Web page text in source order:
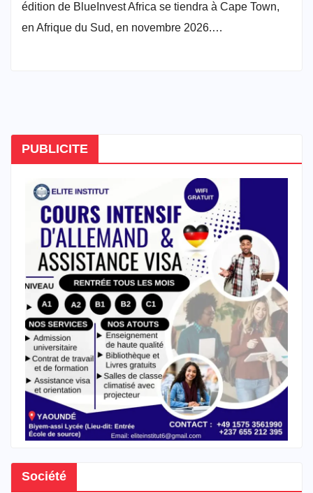
édition de BlueInvest Africa se tiendra à Cape Town,
en Afrique du Sud, en novembre 2026.…
PUBLICITE
Société